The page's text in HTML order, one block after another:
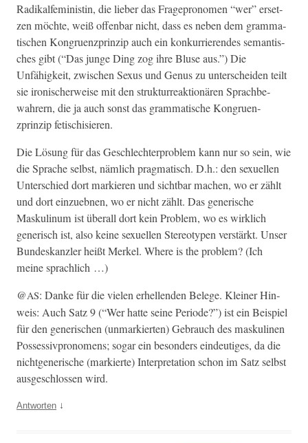
Radikalfem­i­nistin, die lieber das Frage­pronomen “wer” erset­
zen möchte, weiß offen­bar nicht, dass es neben dem gram­ma­
tis­chen Kon­gruen­zprinzip auch ein konkur­ri­eren­des seman­tis­
ches gibt (“Das junge Ding zog ihre Bluse aus.”) Die
Unfähigkeit, zwis­chen Sexus und Genus zu unter­schei­den teilt
sie iro­nis­cher­weise mit den struk­tur­reak­tionären Sprach­be­
wahrern, die ja auch son­st das gram­ma­tis­che Kon­gruen­
zprinzip fetischisieren.
Die Lösung für das Geschlechter­prob­lem kann nur so sein, wie
die Sprache selb­st, näm­lich prag­ma­tisch. D.h.: den sex­uellen
Unter­schied dort markieren und sicht­bar machen, wo er zählt
und dort einzueb­nen, wo er nicht zählt. Das gener­ische
Maskulinum ist über­all dort kein Prob­lem, wo es wirk­lich
gener­isch ist, also keine sex­uellen Stereo­typen ver­stärkt. Unser
Bun­deskan­zler heißt Merkel. Where is the prob­lem? (Ich
meine sprachlich …)
@AS: Danke für die vie­len erhel­len­den Belege. Klein­er Hin­
weis: Auch Satz 9 (“Wer hat­te seine Peri­ode?”) ist ein Beispiel
für den gener­ischen (unmarkierten) Gebrauch des masku­li­nen
Pos­ses­sivpronomens; sog­ar ein beson­ders ein­deutiges, da die
nicht­gener­ische (markierte) Inter­pre­ta­tion schon im Satz selb­st
aus­geschlossen wird.
Antworten ↓